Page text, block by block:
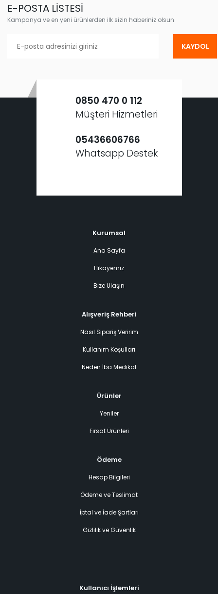
E-POSTA LİSTESİ
Kampanya ve en yeni ürünlerden ilk sizin haberiniz olsun
KAYDOL
0850 470 0 112
Müşteri Hizmetleri
05436606766
Whatsapp Destek
Kurumsal
Ana Sayfa
Hikayemiz
Bize Ulaşın
Alışveriş Rehberi
Nasıl Sipariş Veririm
Kullanım Koşulları
Neden İba Medikal
Ürünler
Yeniler
Fırsat Ürünleri
Ödeme
Hesap Bilgileri
Ödeme ve Teslimat
İptal ve İade Şartları
Gizlilik ve Güvenlik
Kullanıcı İşlemleri